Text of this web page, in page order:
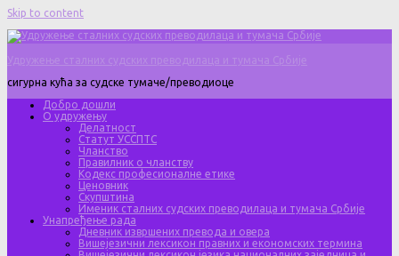
Skip to content
Удружење сталних судских преводилаца и тумача Србије
сигурна кућа за судске тумаче/преводиоце
Добро дошли
О удружењу
Делатност
Статут УССПТС
Чланство
Правилник о чланству
Кодекс професионалне етике
Ценовник
Скупштина
Именик сталних судских преводилаца и тумача Србије
Унапређење рада
Дневник извршених превода и овера
Вишејезични лексикон правних и економских термина